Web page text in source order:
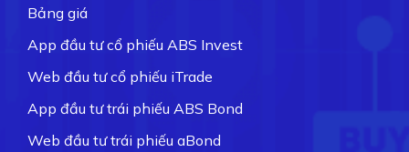
Bảng giá
App đầu tư cổ phiếu ABS Invest
Web đầu tư cổ phiếu iTrade
App đầu tư trái phiếu ABS Bond
Web đầu tư trái phiếu aBond